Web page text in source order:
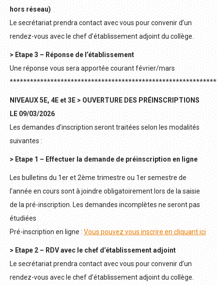
hors réseau)
Le secrétariat prendra contact avec vous pour convenir d’un
rendez-vous avec le chef d’établissement adjoint du collège.
> Etape 3 – Réponse de l’établissement
Une réponse vous sera apportée courant février/mars
NIVEAUX 5E, 4E et 3E > OUVERTURE DES PRÉINSCRIPTIONS
LE 09/03/2026
Les demandes d’inscription seront traitées selon les modalités
suivantes :
> Etape 1 – Effectuer la demande de préinscription en ligne
Les bulletins du 1er et 2ème trimestre ou 1er semestre de
l’année en cours sont à joindre obligatoirement lors de la saisie
de la pré-inscription. Les demandes incomplètes ne seront pas
étudiées
Pré-inscription en ligne : Vous pouvez vous inscrire en cliquant ici
> Etape 2 – RDV avec le chef d’établissement adjoint
Le secrétariat prendra contact avec vous pour convenir d’un
rendez-vous avec le chef d’établissement adjoint du collège.